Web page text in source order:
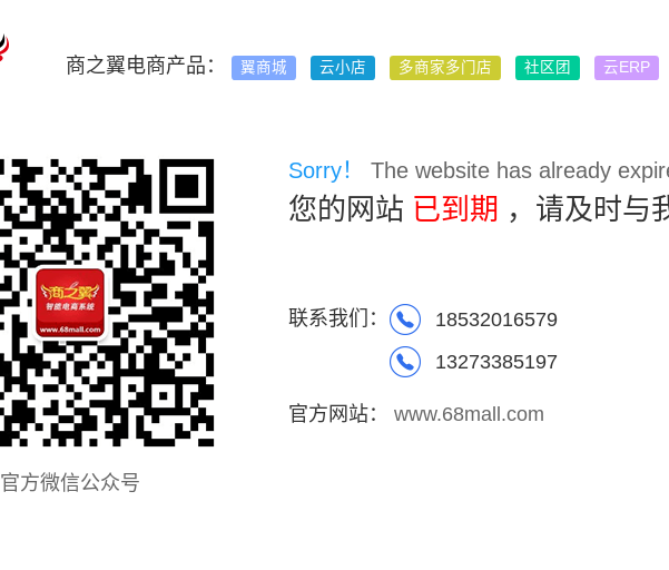
商之翼电商产品： 翼商城 云小店 多商家多门店 社区团 云ERP
Sorry！ The website has already
您的网站 已到期 ，请及时与
联系我们：
18532016579
13273385197
官方网站： www.68mall.com
官方微信公众号